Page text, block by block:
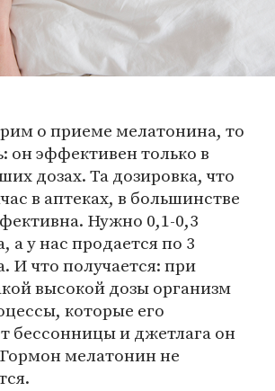
о приеме мелатонина, то
он эффективен только в
дозах. Та дозировка, что
в аптеках, в большинстве
Нужно 0,1-0,3
у нас продается по 3
И что получается: при
высокой дозы организм
которые его
бессонницы и джетлага он
мелатонин не